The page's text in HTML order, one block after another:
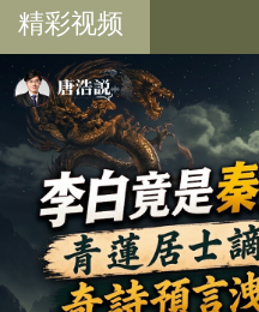
精彩视频